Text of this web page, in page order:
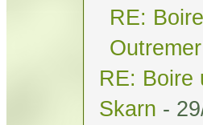
RE:
Outremer
RE: Boire
Skarn -